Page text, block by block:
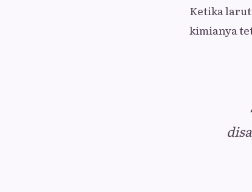
Ketika
kimianya